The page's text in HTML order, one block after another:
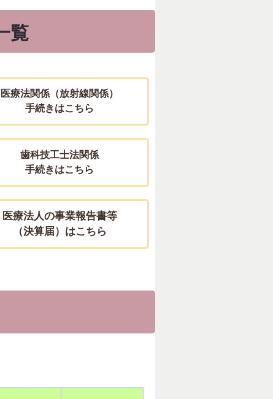
覧
医療法関係（放射線関係）
手続きはこちら
歯科技工士法関係
手続きはこちら
医療法人の事業報告書等
（決算届）はこちら